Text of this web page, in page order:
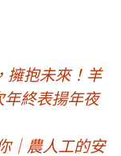
擁抱未來！羊
終表揚年夜
｜農人工的安